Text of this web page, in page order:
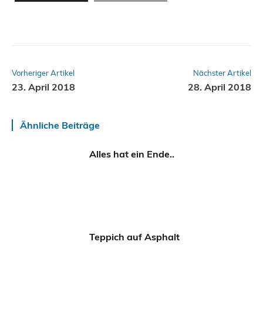
Vorheriger Artikel
23. April 2018
Nächster Artikel
28. April 2018
Ähnliche Beiträge
Alles hat ein Ende..
Teppich auf Asphalt